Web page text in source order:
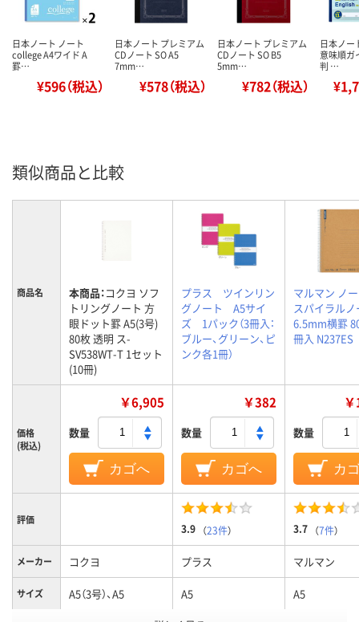
日本ノート ノート
college A4ワイド A
罫…
¥596（税込）
日本ノート プレミアム
CDノート SO A5
7mm…
¥578（税込）
日本ノート プレミアム
CDノート SO B5
5mm…
¥782（税込）
日本ノー
意味順ガ
判 …
類似商品と比較
商品名 本商品：コクヨ ソフ
トリングノート 方
眼ドット罫 A5(3号)
80枚 透明 ス-
SV538WT-T 1セット
(10冊)
プラス ツインリン
グノート A5サイ
ズ 1パック（3冊入：
ブルー、グリーン、ピ
ンク各1冊）
マルマン ノ
スパイラルノ
6.5mm横罫
冊入 N237ES
価格
(税込)
￥6,905
数量
カゴへ
￥382
数量
カゴへ
数量
カ
評価
3.9 （23件） 3.7 （7件）
メーカー コクヨ プラス マルマン
サイズ A5（3号）、A5 A5 A5